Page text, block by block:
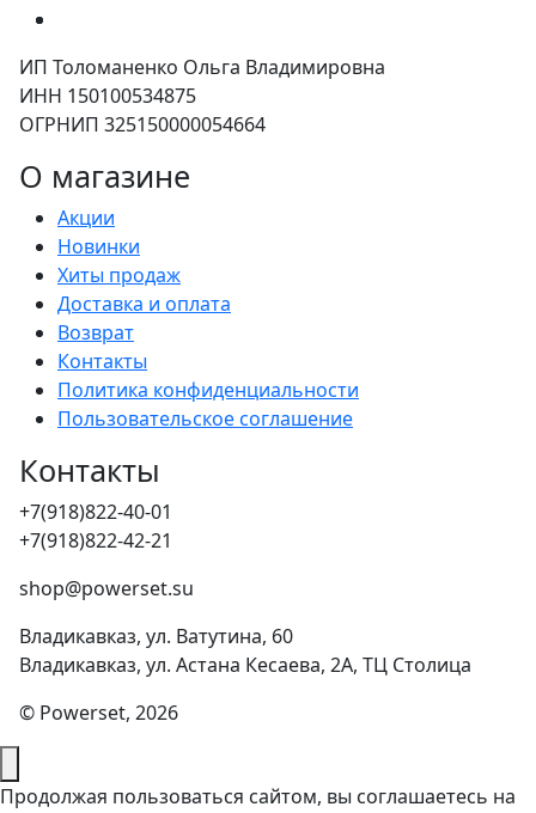
ИП Толоманенко Ольга Владимировна
ИНН 150100534875
ОГРНИП 325150000054664
О магазине
Акции
Новинки
Хиты продаж
Доставка и оплата
Возврат
Контакты
Политика конфиденциальности
Пользовательское соглашение
Контакты
+7(918)822-40-01
+7(918)822-42-21
shop@powerset.su
Владикавказ, ул. Ватутина, 60
Владикавказ, ул. Астана Кесаева, 2А, ТЦ Столица
© Powerset, 2026
Продолжая пользоваться сайтом, вы соглашаетесь на